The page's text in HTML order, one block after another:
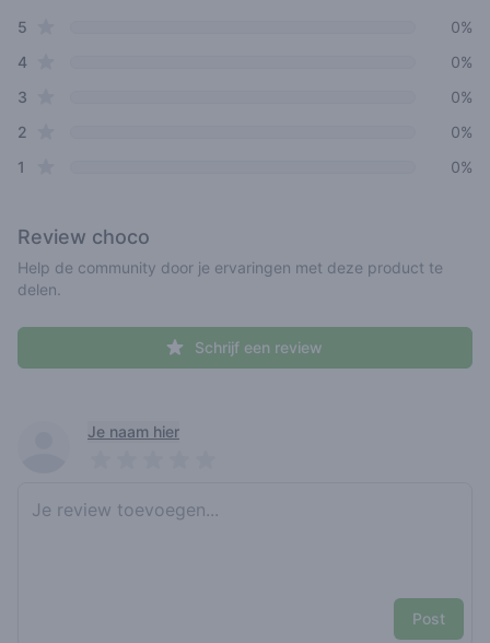
Review data
5
0%
4star reviews
0%
3
0%
2
0%
1
0%
Review choco
Help de community door je ervaringen met deze product te
delen.
Schrijf een review
Recent reviews
Je naam hier
Post